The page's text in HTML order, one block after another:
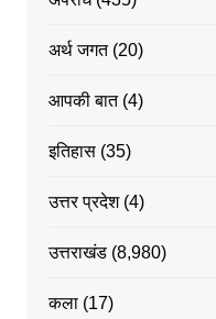
अर्थ जगत(20)
आपकी बात(4)
इतिहास(35)
उत्तर प्रदेश(4)
उत्तराखंड(8,980)
कला(17)